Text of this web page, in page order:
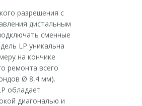
разрешения с
дистальным
сменные
LP уникальна
на кончике
ремонта всего
Ø 8,4 мм).
обладает
диагональю и